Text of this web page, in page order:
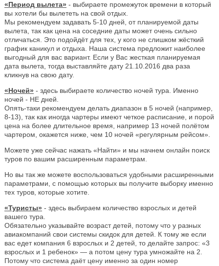
«Период вылета» - выбираете промежуток времени в который
вы хотели бы вылететь на свой отдых.
Мы рекомендуем задавать 5-10 дней, от планируемой даты
вылета, так как цена на соседние даты может очень сильно
отличаться. Это подойдёт для тех, у кого не слишком жёсткий
график каникул и отдыха. Наша система предложит наиболее
выгодный для вас вариант. Если у Вас жесткая планируемая
дата вылета, тогда выставляйте дату 21.10.2016 два раза
кликнув на свою дату.
«Ночей» - здесь выбираете количество ночей тура. Именно
ночей - НЕ дней.
Опять-таки рекомендуем делать диапазон в 5 ночей (например,
8-13), так как иногда чартеры имеют четкое расписание, и порой
цена на более длительное время, например 13 ночей полётом
чартером, окажется ниже, чем 10 ночей «регулярным рейсом».
Можете уже сейчас нажать «Найти» и мы начнем онлайн поиск
туров по вашим расширенным параметрам.
Но вы так же можете воспользоваться удобными расширенными
параметрами, с помощью которых вы получите выборку именно
тех туров, которые хотите.
«Туристы» - здесь выбираем количество взрослых и детей
вашего тура.
Обязательно указывайте возраст детей, потому что у разных
авиакомпаний свои системы скидок для детей. К тому же если
вас едет компания 6 взрослых и 2 детей, то делайте запрос: «3
взрослых и 1 ребенок» — а потом цену тура умножайте на 2.
Потому что система даёт цену именно за один номер